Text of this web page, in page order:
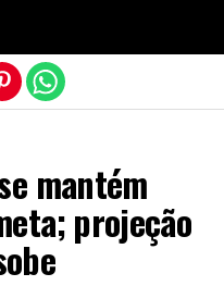
mantém
projeção